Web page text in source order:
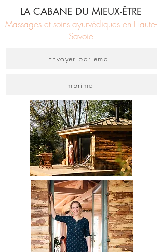
LA CABANE DU MIEUX-ÊTRE
Massages et soins ayurvédiques en Haute-
Savoie
Envoyer par email
Imprimer